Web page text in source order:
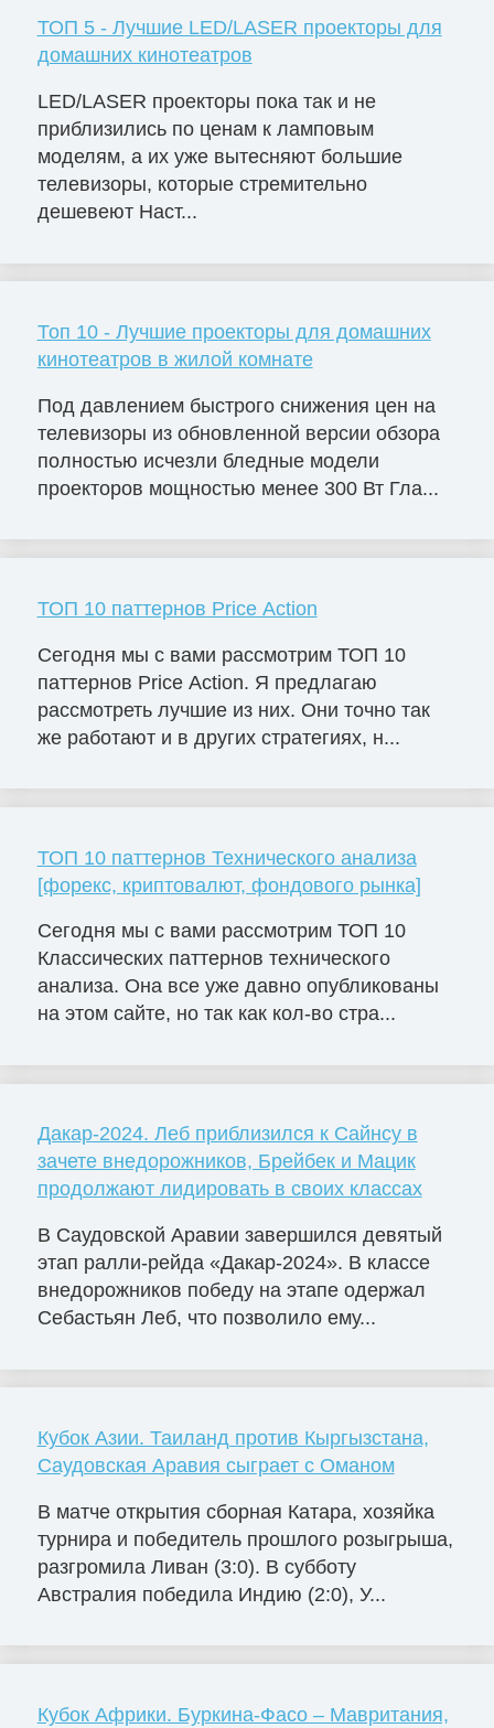
ТОП 5 - Лучшие LED/LASER проекторы для
домашних кинотеатров
LED/LASER проекторы пока так и не
приблизились по ценам к ламповым
моделям, а их уже вытесняют большие
телевизоры, которые стремительно
дешевеют Наст...
Топ 10 - Лучшие проекторы для домашних
кинотеатров в жилой комнате
Под давлением быстрого снижения цен на
телевизоры из обновленной версии обзора
полностью исчезли бледные модели
проекторов мощностью менее 300 Вт Гла...
ТОП 10 паттернов Price Action
Сегодня мы с вами рассмотрим ТОП 10
паттернов Price Action. Я предлагаю
рассмотреть лучшие из них. Они точно так
же работают и в других стратегиях, н...
ТОП 10 паттернов Технического анализа
[форекс, криптовалют, фондового рынка]
Сегодня мы с вами рассмотрим ТОП 10
Классических паттернов технического
анализа. Она все уже давно опубликованы
на этом сайте, но так как кол-во стра...
Дакар-2024. Леб приблизился к Сайнсу в
зачете внедорожников, Брейбек и Мацик
продолжают лидировать в своих классах
В Саудовской Аравии завершился девятый
этап ралли-рейда «Дакар-2024». В классе
внедорожников победу на этапе одержал
Себастьян Леб, что позволило ему...
Кубок Азии. Таиланд против Кыргызстана,
Саудовская Аравия сыграет с Оманом
В матче открытия сборная Катара, хозяйка
турнира и победитель прошлого розыгрыша,
разгромила Ливан (3:0). В субботу
Австралия победила Индию (2:0), У...
Кубок Африки. Буркина-Фасо – Мавритания,